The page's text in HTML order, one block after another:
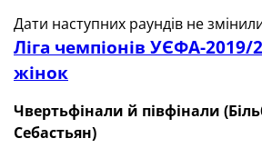
Дати наступних раундів не
Ліга чемпіонів УЄФА-2019/
жінок
Чвертьфінали й півфінали (
Себастьян)